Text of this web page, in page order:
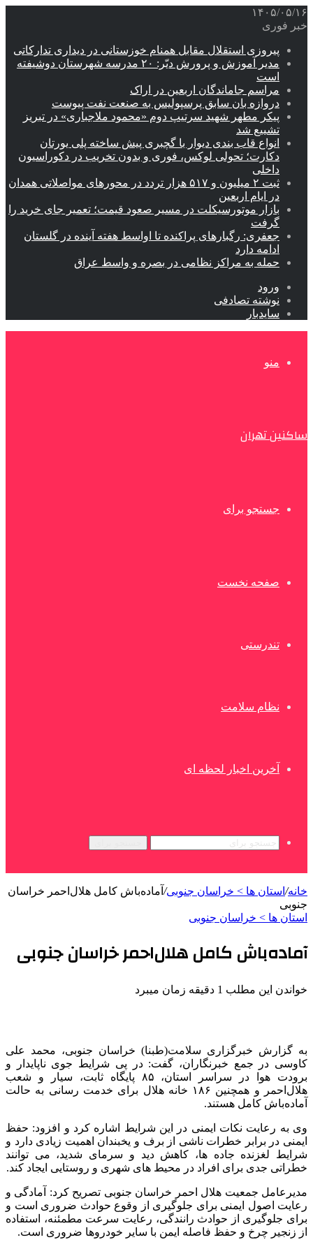
۱۴۰۵/۰۵/۱۶
خبر فوری
پیروزی استقلال مقابل همنام خوزستانی در دیداری تدارکاتی
مدیر آموزش و پرورش دیّر: ۲۰ مدرسه شهرستان دوشیفته
است
مراسم جاماندگان اربعین در اراک
دروازه بان سابق پرسپولیس به صنعت نفت پیوست
پیکر مطهر شهید سرتیپ دوم «محمود ملاجباری» در تبریز
تشییع شد
انواع قاب بندی دیوار با گچبری پیش ساخته پلی یورتان
دکارت؛ تحولی لوکس، فوری و بدون تخریب در دکوراسیون
داخلی
ثبت ۲ میلیون و ۵۱۷ هزار تردد در محورهای مواصلاتی همدان
در ایام اربعین
بازار موتورسیکلت در مسیر صعود قیمت؛ تعمیر جای خرید را
گرفت
جعفری: رگبارهای پراکنده تا اواسط هفته آینده در گلستان
ادامه دارد
حمله به مراکز نظامی در بصره و واسط عراق
ورود
نوشته تصادفی
سایدبار
منو
ساکنین تهران
جستجو برای
صفحه نخست
تندرستی
نظام سلامت
آخرین اخبار لحظه ای
خانه/ استان ها > خراسان جنوبی/ آماده‌باش کامل هلال‌احمر خراسان
جنوبی
استان ها > خراسان جنوبی
آماده‌باش کامل هلال‌احمر خراسان جنوبی
خواندن این مطلب 1 دقیقه زمان میبرد
به گزارش خبرگزاری سلامت(طبنا) خراسان جنوبی، محمد علی
کاوسی در جمع خبرنگاران، گفت: در پی شرایط جوی ناپایدار و
برودت هوا در سراسر استان، ۸۵ پایگاه ثابت، سیار و شعب
هلال‌احمر و همچنین ۱۸۶ خانه هلال برای خدمت رسانی به حالت
آماده‌باش کامل هستند.
وی به رعایت نکات ایمنی در این شرایط اشاره کرد و افزود: حفظ
ایمنی در برابر خطرات ناشی از برف و یخبندان اهمیت زیادی دارد و
شرایط لغزنده جاده ها، کاهش دید و سرمای شدید، می توانند
خطراتی جدی برای افراد در محیط های شهری و روستایی ایجاد کند.
مدیرعامل جمعیت هلال احمر خراسان جنوبی تصریح کرد: آمادگی و
رعایت اصول ایمنی برای جلوگیری از وقوع حوادث ضروری است و
برای جلوگیری از حوادث رانندگی، رعایت سرعت مطمئنه، استفاده
از زنجیر چرخ و حفظ فاصله ایمن با سایر خودروها ضروری است.